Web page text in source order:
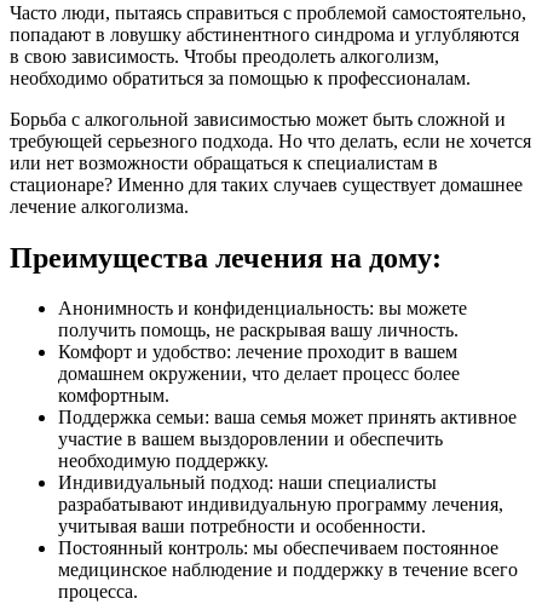
Часто люди, пытаясь справиться с проблемой самостоятельно,
попадают в ловушку абстинентного синдрома и углубляются
в свою зависимость. Чтобы преодолеть алкоголизм,
необходимо обратиться за помощью к профессионалам.
Борьба с алкогольной зависимостью может быть сложной и
требующей серьезного подхода. Но что делать, если не хочется
или нет возможности обращаться к специалистам в
стационаре? Именно для таких случаев существует домашнее
лечение алкоголизма.
Преимущества лечения на дому:
Анонимность и конфиденциальность: вы можете
получить помощь, не раскрывая вашу личность.
Комфорт и удобство: лечение проходит в вашем
домашнем окружении, что делает процесс более
комфортным.
Поддержка семьи: ваша семья может принять активное
участие в вашем выздоровлении и обеспечить
необходимую поддержку.
Индивидуальный подход: наши специалисты
разрабатывают индивидуальную программу лечения,
учитывая ваши потребности и особенности.
Постоянный контроль: мы обеспечиваем постоянное
медицинское наблюдение и поддержку в течение всего
процесса.